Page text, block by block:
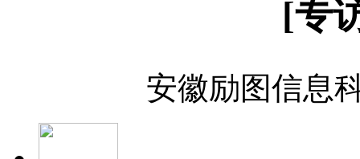
[专
安徽励图信息